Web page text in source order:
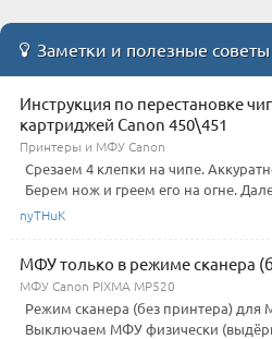
Заметки и полезные советы
Инструкция по перестановке
картриджей Canon 450\451
Принтеры и МФУ Canon
Срезаем 4 клепки на чипе.
Берем нож и греем его на огне.
nyTHuK
МФУ только в режиме сканера
МФУ Canon PIXMA MP520
Режим сканера (без принтера) для
Выключаем МФУ физически